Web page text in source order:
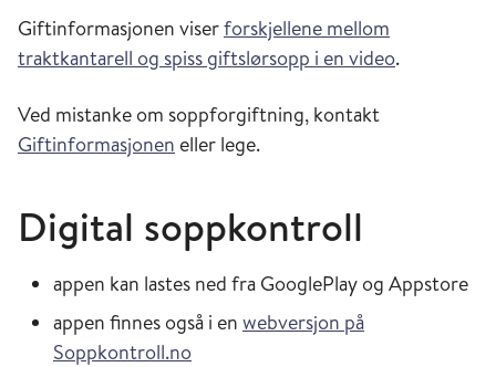
Giftinformasjonen viserforskjellene mellom
traktkantarell og spiss giftslørsopp i en video.
Ved mistanke om soppforgiftning, kontakt
Giftinformasjonen eller lege.
Digital soppkontroll
appen kan lastes ned fra GooglePlay og Appstore
appen finnes også i en webversjon på
Soppkontroll.no